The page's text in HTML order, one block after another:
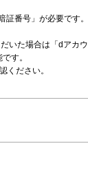
証番号」が必要です
いた場合は「dアカ
す。
ください。